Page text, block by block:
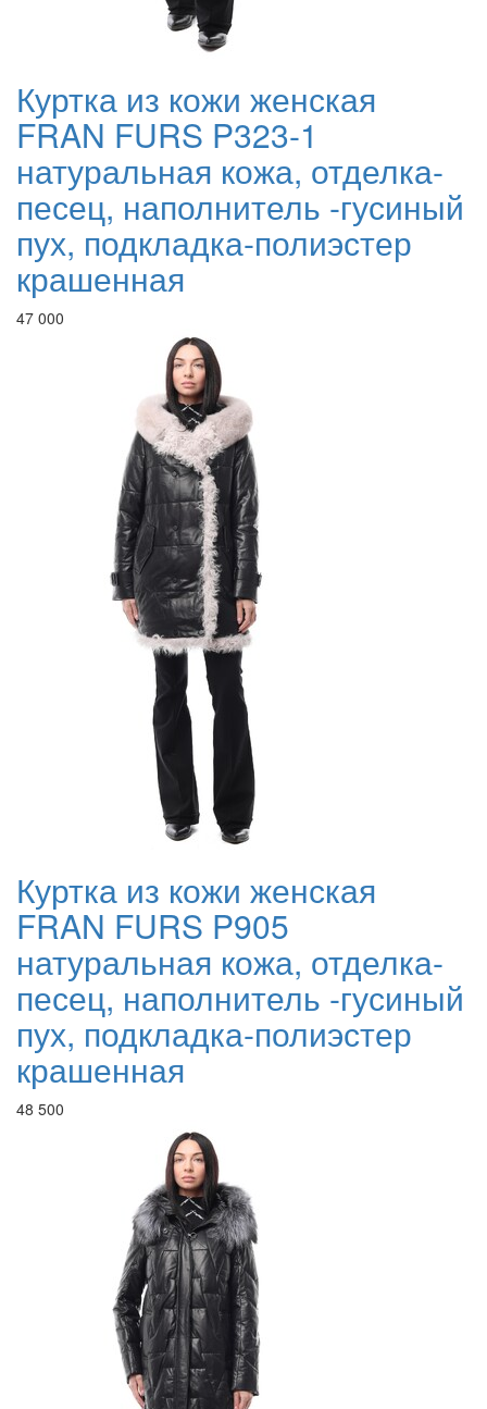
Куртка из кожи женская
FRAN FURS P323-1
натуральная кожа, отделка-
песец, наполнитель -гусиный
пух, подкладка-полиэстер
крашенная
47 000
Куртка из кожи женская
FRAN FURS P905
натуральная кожа, отделка-
песец, наполнитель -гусиный
пух, подкладка-полиэстер
крашенная
48 500